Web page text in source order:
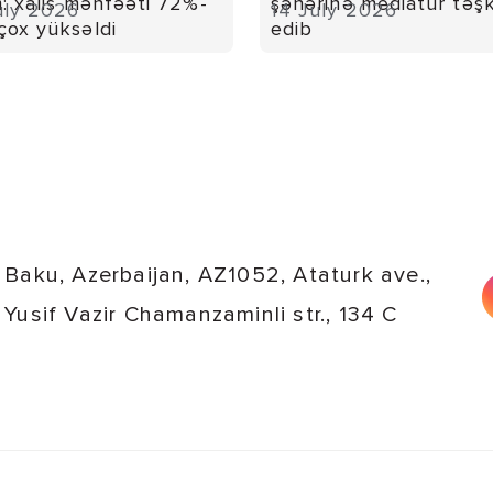
yüksəldi
2026
edib
14 July 2026
Baku, Azerbaijan, AZ1052, Ataturk ave.,
Yusif Vazir Chamanzaminli str., 134 C